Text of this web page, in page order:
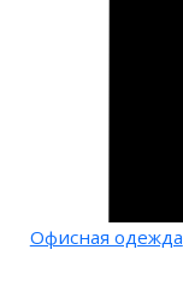
Офисная одежда